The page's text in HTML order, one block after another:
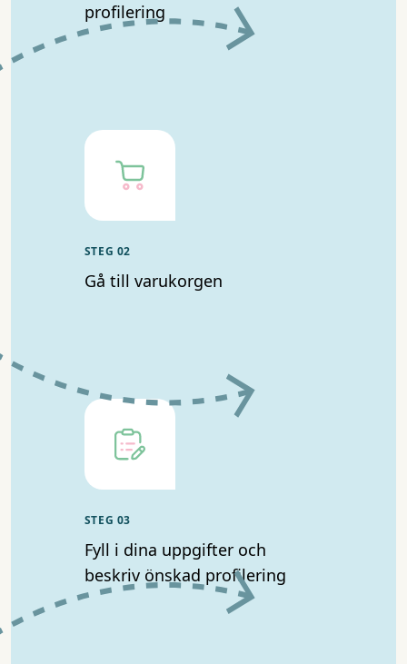
profilering
STEG 02
Gå till varukorgen
STEG 03
Fyll i dina uppgifter och
beskriv önskad profilering